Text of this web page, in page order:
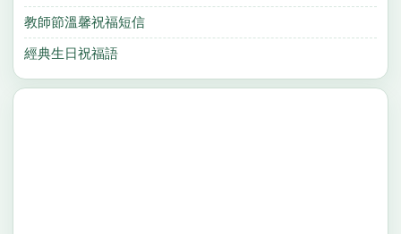
教師節溫馨祝福短信
經典生日祝福語